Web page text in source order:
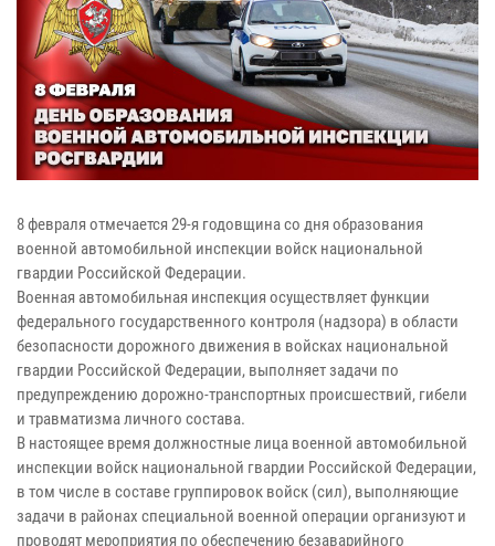
8 февраля отмечается 29-я годовщина со дня образования
военной автомобильной инспекции войск национальной
гвардии Российской Федерации.
Военная автомобильная инспекция осуществляет функции
федерального государственного контроля (надзора) в области
безопасности дорожного движения в войсках национальной
гвардии Российской Федерации, выполняет задачи по
предупреждению дорожно-транспортных происшествий, гибели
и травматизма личного состава.
В настоящее время должностные лица военной автомобильной
инспекции войск национальной гвардии Российской Федерации,
в том числе в составе группировок войск (сил), выполняющие
задачи в районах специальной военной операции организуют и
проводят мероприятия по обеспечению безаварийного